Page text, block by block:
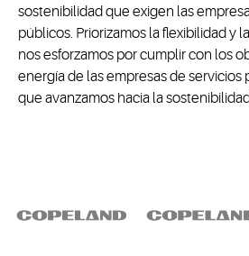
sostenibilidad que exigen las
públicos. Priorizamos la flexibilidad y
nos esforzamos por cumplir con los
energía de las empresas de servicios
que avanzamos hacia la